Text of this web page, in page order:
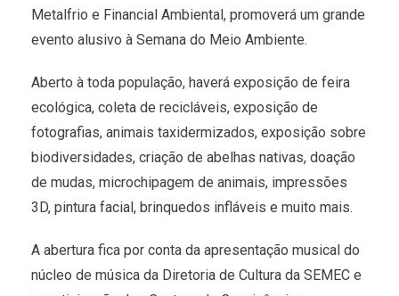
Metalfrio e Financial Ambiental, promoverá um grande
evento alusivo à Semana do Meio Ambiente.
Aberto à toda população, haverá exposição de feira
ecológica, coleta de recicláveis, exposição de
fotografias, animais taxidermizados, exposição sobre
biodiversidades, criação de abelhas nativas, doação
de mudas, microchipagem de animais, impressões
3D, pintura facial, brinquedos infláveis e muito mais.
A abertura fica por conta da apresentação musical do
núcleo de música da Diretoria de Cultura da SEMEC e